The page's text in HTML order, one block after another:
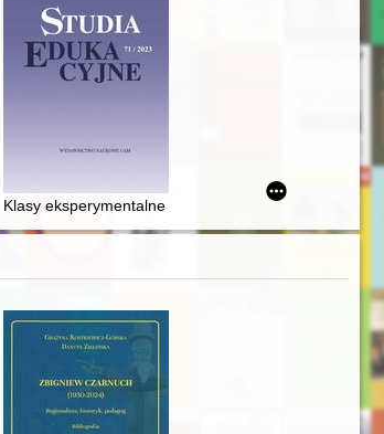
1600 roku
zapomniany : recenzja książki Dominika
Klasy eksperymentalne w szkołach powszechnych w